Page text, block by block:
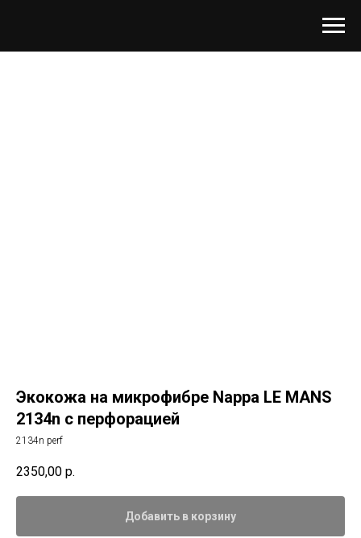
Экокожа на микрофибре Nappa LE MANS
2134n с перфорацией
2134n perf
2350,00 р.
Добавить в корзину